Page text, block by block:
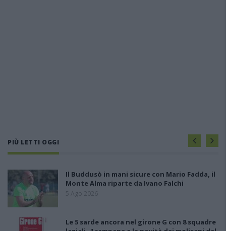
PIÙ LETTI OGGI
Il Buddusò in mani sicure con Mario Fadda, il
Monte Alma riparte da Ivano Falchi
5 Ago 2026
Le 5 sarde ancora nel girone G con 8 squadre